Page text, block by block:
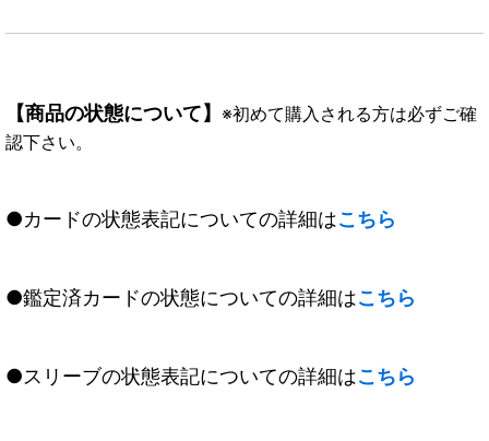
【商品の状態について】 ※初めて購入される方は必ずご確
認下さい。
●カードの状態表記についての詳細はこちら
●鑑定済カードの状態についての詳細はこちら
●スリーブの状態表記についての詳細はこちら